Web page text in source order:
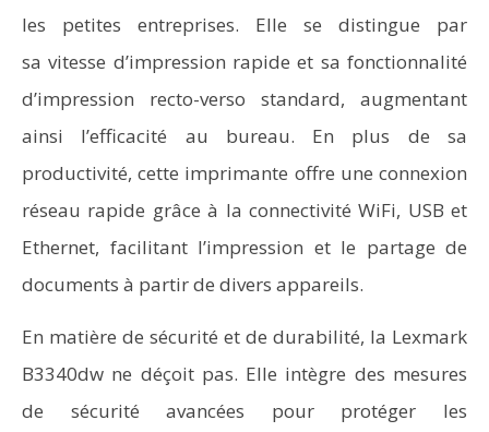
les petites entreprises. Elle se distingue par
sa vitesse d’impression rapide et sa fonctionnalité
d’impression recto-verso standard, augmentant
ainsi l’efficacité au bureau. En plus de sa
productivité, cette imprimante offre une connexion
réseau rapide grâce à la connectivité WiFi, USB et
Ethernet, facilitant l’impression et le partage de
documents à partir de divers appareils.
En matière de sécurité et de durabilité, la Lexmark
B3340dw ne déçoit pas. Elle intègre des mesures
de sécurité avancées pour protéger les